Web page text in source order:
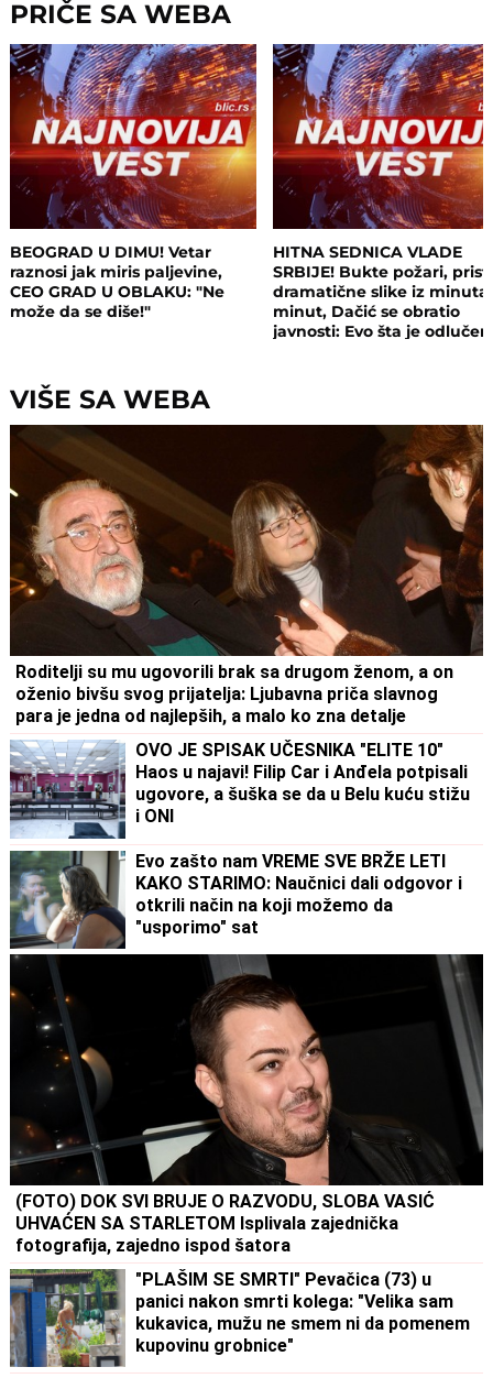
PRIČE SA WEBA
BEOGRAD U DIMU! Vetar
raznosi jak miris paljevine,
CEO GRAD U OBLAKU: "Ne
može da se diše!"
HITNA SEDNICA VLADE
SRBIJE! Bukte požari,
dramatične slike iz minuta
minut, Dačić se obratio
javnosti: Evo šta je
VIŠE SA WEBA
Roditelji su mu ugovorili brak sa drugom ženom, a on
oženio bivšu svog prijatelja: Ljubavna priča slavnog
para je jedna od najlepših, a malo ko zna detalje
OVO JE SPISAK UČESNIKA "ELITE 10"
Haos u najavi! Filip Car i Anđela potpisali
ugovore, a šuška se da u Belu kuću stižu
i ONI
Evo zašto nam VREME SVE BRŽE LETI
KAKO STARIMO: Naučnici dali odgovor i
otkrili način na koji možemo da
"usporimo" sat
(FOTO) DOK SVI BRUJE O RAZVODU, SLOBA VASIĆ
UHVAĆEN SA STARLETOM Isplivala zajednička
fotografija, zajedno ispod šatora
"PLAŠIM SE SMRTI" Pevačica (73) u
panici nakon smrti kolega: "Velika sam
kukavica, mužu ne smem ni da pomenem
kupovinu grobnice"